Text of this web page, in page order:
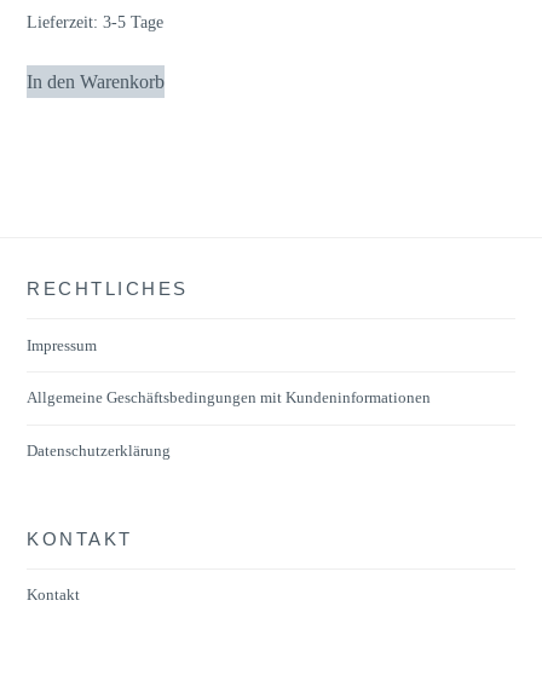
Lieferzeit:3-5 Tage
In den Warenkorb
RECHTLICHES
Impressum
Allgemeine Geschäftsbedingungen mit Kundeninformationen
Datenschutzerklärung
KONTAKT
Kontakt